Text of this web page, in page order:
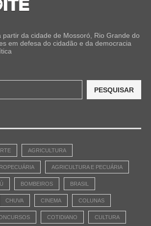
partir da cidade de Mossoró, Rio Grande do
em defesa do cidadão e da democracia
PESQUISAR
AGRICULTURA
AGRICULTURA E PECUÁRIA
BOMBEIROS BRASIL
CHUVA CINEMA COLUNAS
COTIDIANO CULTURA